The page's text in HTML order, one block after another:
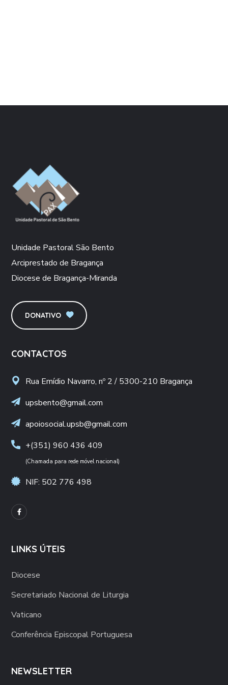
Unidade Pastoral São Bento
Arciprestado de Bragança
Diocese de Bragança-Miranda
DONATIVO
CONTACTOS
Rua Emídio Navarro, nº 2 / 5300-210 Bragança
upsbento@gmail.com
apoiosocial.upsb@gmail.com
+(351) 960 436 409
(Chamada para rede móvel nacional)
NIF: 502 776 498
LINKS ÚTEIS
Diocese
Secretariado Nacional de Liturgia
Vaticano
Conferência Episcopal Portuguesa
NEWSLETTER